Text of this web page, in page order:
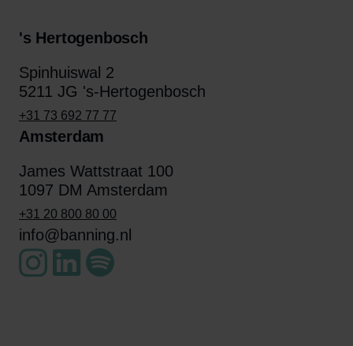
's Hertogenbosch
Spinhuiswal 2
5211 JG 's-Hertogenbosch
+31 73 692 77 77
Amsterdam
James Wattstraat 100
1097 DM Amsterdam
+31 20 800 80 00
info@banning.nl